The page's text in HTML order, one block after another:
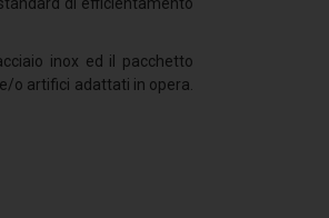
inox ed il pacchetto
o artifici adattati in opera.